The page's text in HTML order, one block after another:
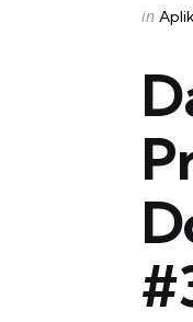
Posted
in